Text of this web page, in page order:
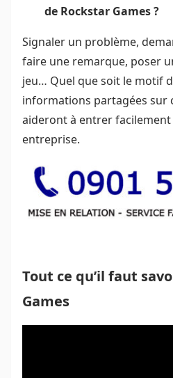
de Rockstar Games ?
Signaler un problème,
faire une remarque, poser
jeu… Quel que soit le motif
informations partagées sur
aideront à entrer
entreprise.
Tout ce qu’il faut
Games